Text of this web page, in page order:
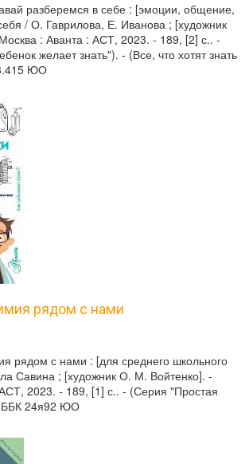
разберемся в себе : [эмоции, общение,
/ О. Гаврилова, Е. Иванова ; [художник
: Аванта : АСТ, 2023. - 189, [2] с.. -
желает знать"). - (Все, что хотят знать
ЮО
рядом с нами
рядом с нами : [для среднего школьного
Савина ; [художник О. М. Войтенко]. -
2023. - 189, [1] с.. - (Серия "Простая
ББК 24я92 ЮО